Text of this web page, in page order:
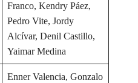
Franco, Kendry Páez,
Pedro Vite, Jordy
Alcívar, Denil Castillo,
Yaimar Medina
Enner Valencia, Gonzalo